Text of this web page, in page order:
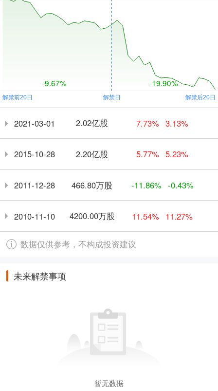
-9.67% -19.90%
2021-03-01 2.02亿股 7.73% 3.13%
2015-10-28 2.20亿股 5.77% 5.23%
2011-12-28 466.80万股 -11.86% -0.43%
2010-11-10 4200.00万股 11.54% 11.27%
数据仅供参考，不构成投资建议
未来解禁事项
暂无数据